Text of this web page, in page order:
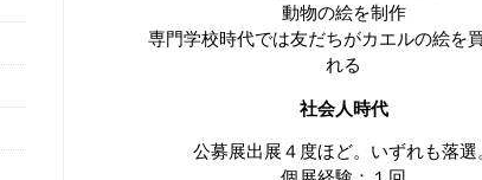
動物の絵を制作
専門学校時代では友だちがカエルの絵を
れる
社会人時代
公募展出展４度ほど。いずれも落選